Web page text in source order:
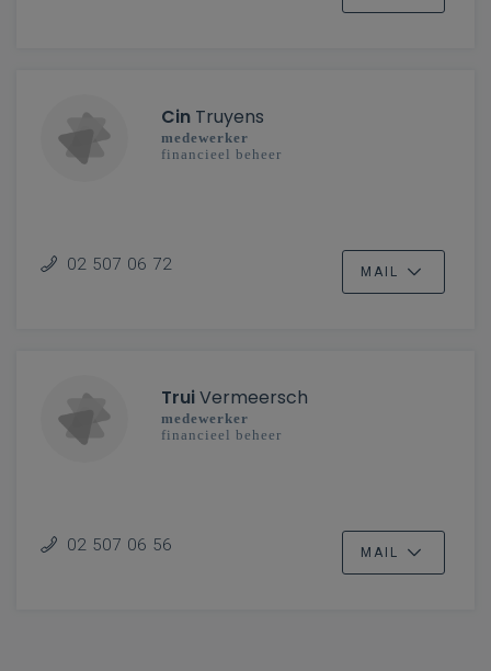
Cin Truyens
medewerker
financieel beheer
02 507 06 72 MAIL
TruiVermeersch
medewerker
financieel beheer
02 507 06 56 MAIL